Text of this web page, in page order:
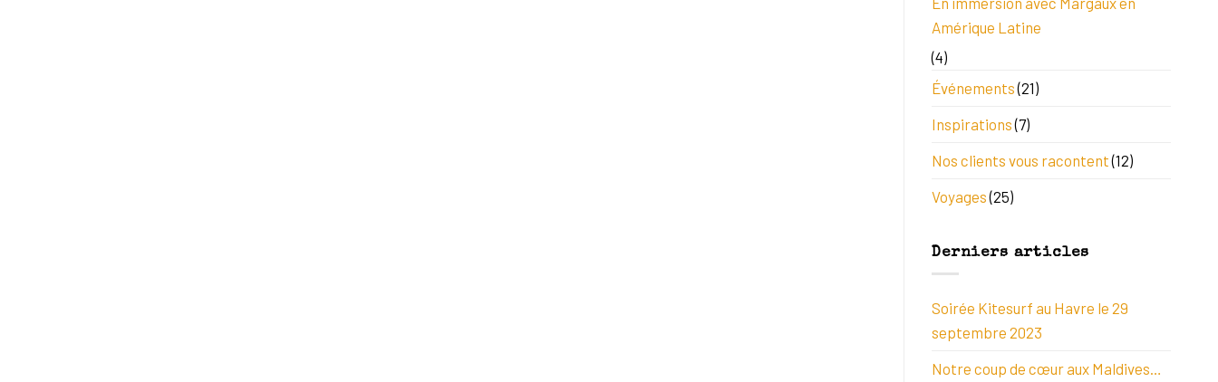
Amérique Latine
(4)
Événements(21)
Inspirations(7)
Nos clients vous racontent(12)
Voyages(25)
Derniers articles
Soirée Kitesurf au Havre le 29
septembre 2023
Notre coup de cœur aux Maldives…